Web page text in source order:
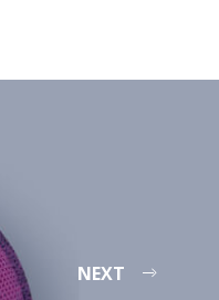
NEXT